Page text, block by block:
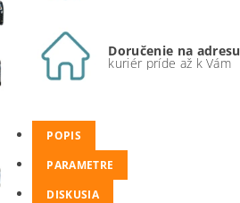
Doručenie na adresu
kuriér príde až k Vám
POPIS
PARAMETRE
DISKUSIA